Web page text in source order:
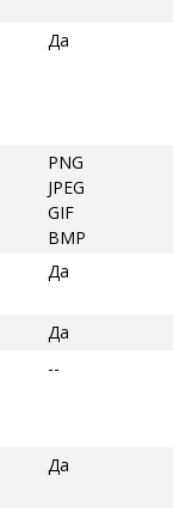
Да
PNG
JPEG
GIF
BMP
Да
Да
--
Да